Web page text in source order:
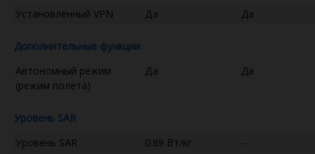
Установленный VPN Да Да
Дополнительные функции
Автономный режим
(режим полета)
Да Да
Уровень SAR
Уровень SAR
0.89 Вт/кг --